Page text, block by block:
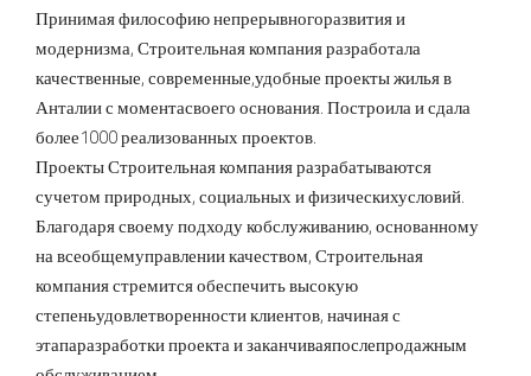
Принимая философию непрерывногоразвития и
модернизма, Строительная компания разработала
качественные, современные,удобные проекты жилья в
Анталии с моментасвоего основания. Построила и сдала
более1000 реализованных проектов.
Проекты Строительная компания разрабатываются
сучетом природных, социальных и физическихусловий.
Благодаря своему подходу кобслуживанию, основанному
на всеобщемуправлении качеством, Строительная
компания стремится обеспечить высокую
степеньудовлетворенности клиентов, начиная с
этапаразработки проекта и заканчиваяпослепродажным